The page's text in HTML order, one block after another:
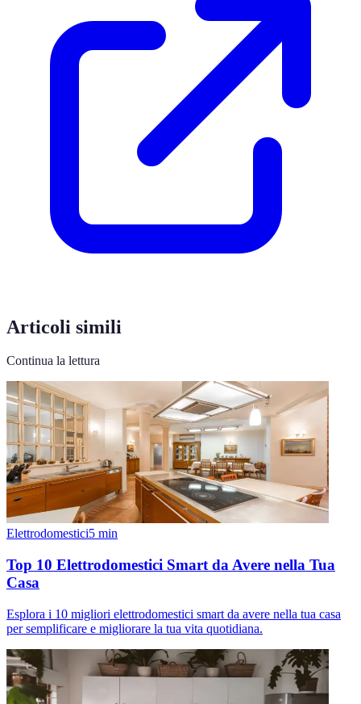
Articoli simili
Continua la lettura
Elettrodomestici5 min
Top 10 Elettrodomestici Smart da Avere nella Tua
Casa
Esplora i 10 migliori elettrodomestici smart da avere nella tua casa
per semplificare e migliorare la tua vita quotidiana.